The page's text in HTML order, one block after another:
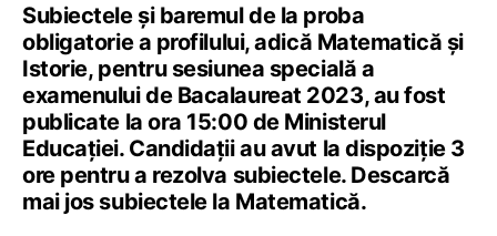
Subiectele și baremul de la proba
obligatorie a profilului, adică Matematică și
Istorie, pentru sesiunea specială a
examenului de Bacalaureat 2023, au fost
publicate la ora 15:00 de Ministerul
Educației. Candidații au avut la dispoziție 3
ore pentru a rezolva subiectele. Descarcă
mai jos subiectele la Matematică.